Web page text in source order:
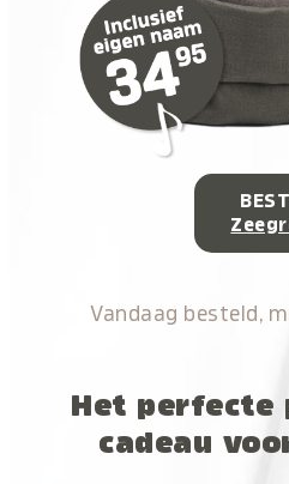
Vandaag besteld,
Het perfecte
cadeau